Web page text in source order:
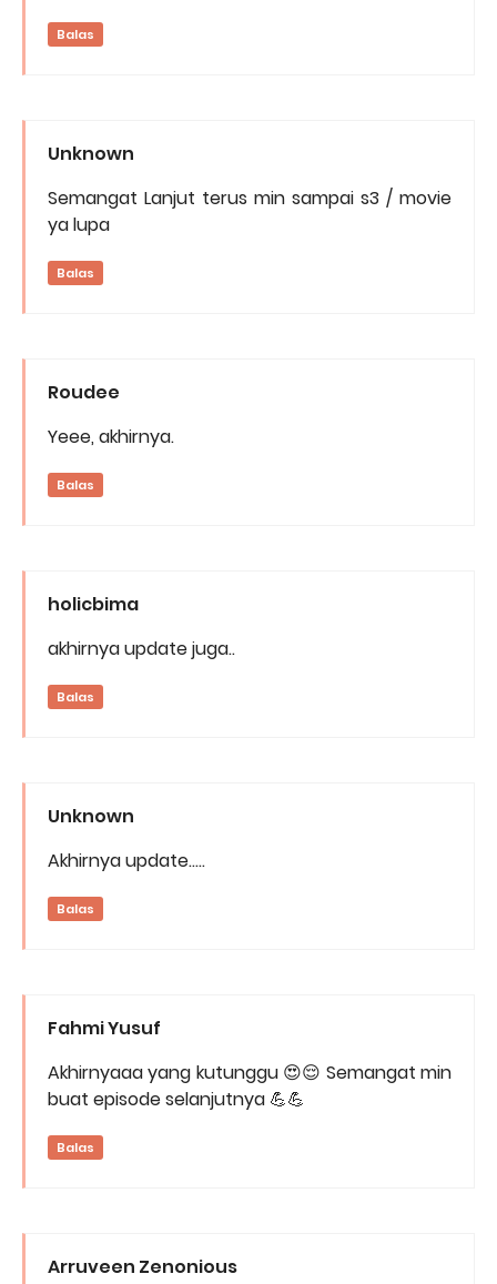
Balas
Unknown
Semangat Lanjut terus min sampai s3 / movie
ya lupa
Balas
Roudee
Yeee, akhirnya.
Balas
holicbima
akhirnya update juga..
Balas
Unknown
Akhirnya update.....
Balas
Fahmi Yusuf
Akhirnyaaa yang kutunggu 😍😌 Semangat min
buat episode selanjutnya 💪💪
Balas
Arruveen Zenonious